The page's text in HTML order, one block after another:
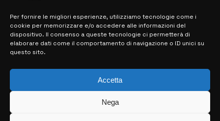
Per fornire le migliori esperienze, utilizziamo tecnologie come i
cookie per memorizzare e/o accedere alle informazioni del
dispositivo. Il consenso a queste tecnologie ci permetterà di
elaborare dati come il comportamento di navigazione o ID unici su
questo sito.
Accetta
Nega
MAPPA DEL SITO
> NOTIZIE